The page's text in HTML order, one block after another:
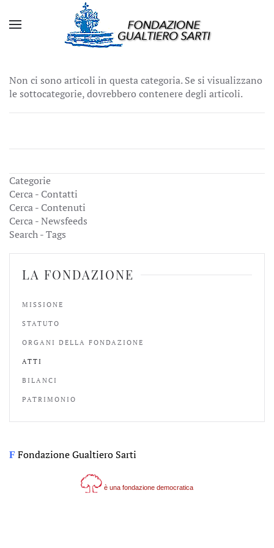
Non ci sono articoli in questa categoria. Se si visualizzano
le sottocategorie, dovrebbero contenere degli articoli.
Categorie
Cerca - Contatti
Cerca - Contenuti
Cerca - Newsfeeds
Search - Tags
LA FONDAZIONE
MISSIONE
STATUTO
ORGANI DELLA FONDAZIONE
ATTI
BILANCI
PATRIMONIO
F Fondazione Gualtiero Sarti
è una fondazione democratica